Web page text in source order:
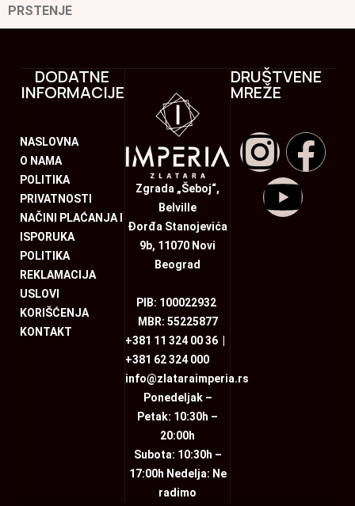
PRSTENJE
DODATNE
INFORMACIJE
NASLOVNA
O NAMA
POLITIKA
PRIVATNOSTI
NAČINI PLAĆANJA I
ISPORUKA
POLITIKA
REKLAMACIJA
USLOVI
KORIŠĆENJA
KONTAKT
Zgrada „Šeboj“,
Belville
Đorđa Stanojevića
9b, 11070 Novi
Beograd
PIB: 100022932
MBR: 55225877
+381 11 324 00 36
+381 62 324 000
info@zlataraimperia.rs
Ponedeljak –
Petak: 10:30h –
20:00h
Subota: 10:30h –
17:00h Nedelja: Ne
radimo
DRUŠTVENE
MREŽE